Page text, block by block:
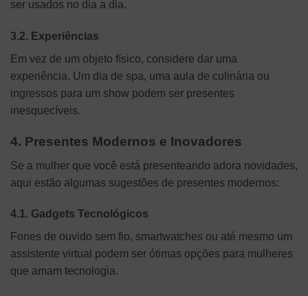
ser usados no dia a dia.
3.2. Experiências
Em vez de um objeto físico, considere dar uma
experiência. Um dia de spa, uma aula de culinária ou
ingressos para um show podem ser presentes
inesquecíveis.
4. Presentes Modernos e Inovadores
Se a mulher que você está presenteando adora novidades,
aqui estão algumas sugestões de presentes modernos:
4.1. Gadgets Tecnológicos
Fones de ouvido sem fio, smartwatches ou até mesmo um
assistente virtual podem ser ótimas opções para mulheres
que amam tecnologia.